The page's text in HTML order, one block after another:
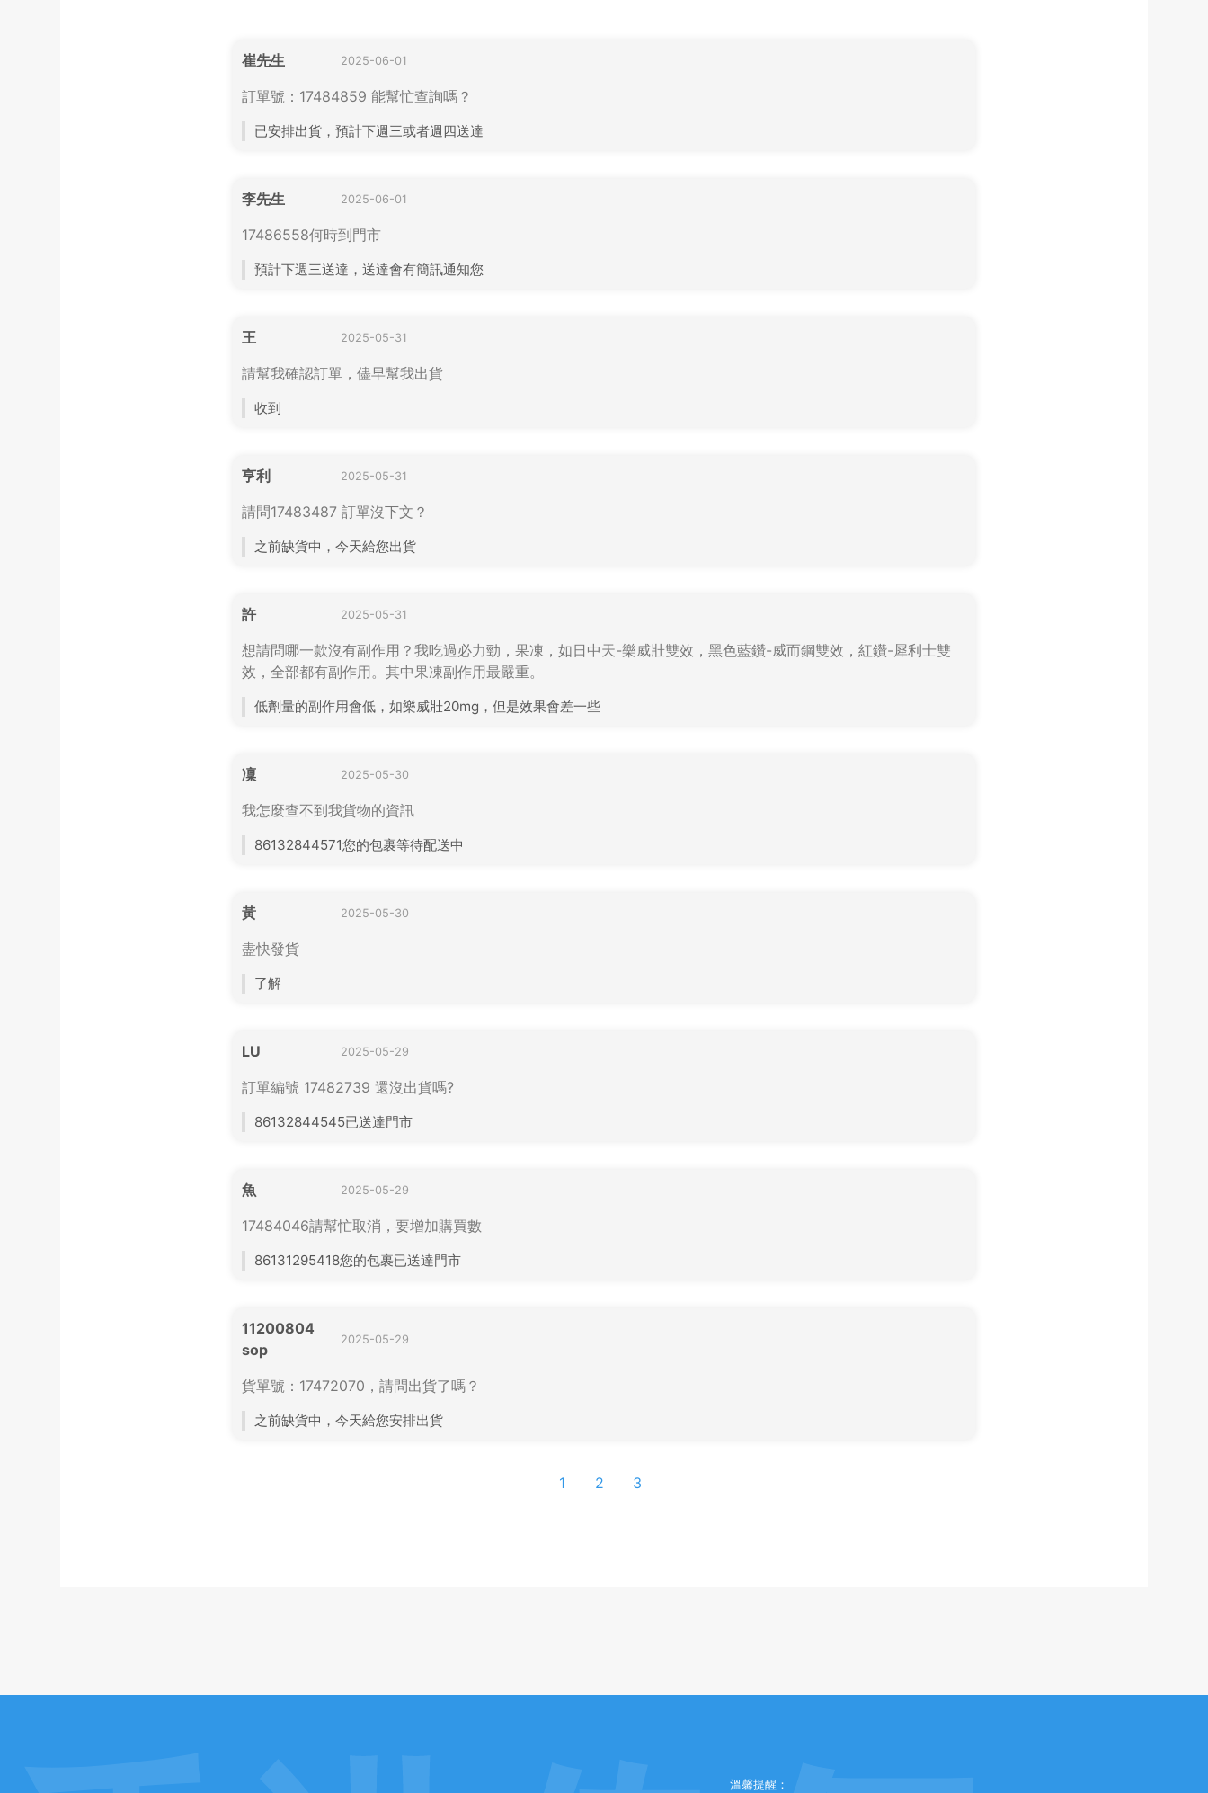
崔先生 2025-06-01
訂單號：17484859 能幫忙查詢嗎？
已安排出貨，預計下週三或者週四送達
李先生 2025-06-01
17486558何時到門市
預計下週三送達，送達會有簡訊通知您
王 2025-05-31
請幫我確認訂單，儘早幫我出貨
收到
亨利 2025-05-31
請問17483487 訂單沒下文？
之前缺貨中，今天給您出貨
許 2025-05-31
想請問哪一款沒有副作用？我吃過必力勁，果凍，如日中天-樂威壯雙效，黑色藍鑽-威而鋼雙效，紅鑽-犀利士雙
效，全部都有副作用。其中果凍副作用最嚴重。
低劑量的副作用會低，如樂威壯20mg，但是效果會差一些
凜 2025-05-30
我怎麼查不到我貨物的資訊
86132844571您的包裹等待配送中
黃 2025-05-30
盡快發貨
了解
LU 2025-05-29
訂單編號 17482739 還沒出貨嗎?
86132844545已送達門市
魚 2025-05-29
17484046請幫忙取消，要增加購買數
86131295418您的包裹已送達門市
11200804
sop
2025-05-29
貨單號：17472070，請問出貨了嗎？
之前缺貨中，今天給您安排出貨
1 2 3
溫馨提醒：